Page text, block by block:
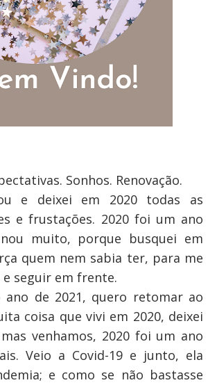
Sonhos. Renovação.
e deixei em 2020 todas as
e frustações. 2020 foi um ano
muito, porque busquei em
quem nem sabia ter, para me
seguir em frente.
ano de 2021, quero retomar ao
coisa que vivi em 2020, deixei
venhamos, 2020 foi um ano
Veio a Covid-19 e junto, ela
e como se não bastasse